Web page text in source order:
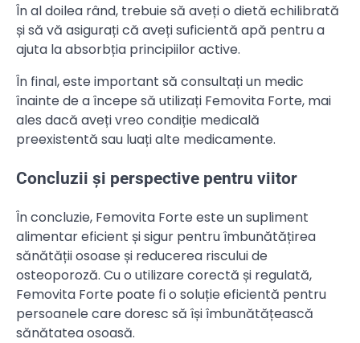
În al doilea rând, trebuie să aveți o dietă echilibrată
și să vă asigurați că aveți suficientă apă pentru a
ajuta la absorbția principiilor active.
În final, este important să consultați un medic
înainte de a începe să utilizați Femovita Forte, mai
ales dacă aveți vreo condiție medicală
preexistentă sau luați alte medicamente.
Concluzii și perspective pentru viitor
În concluzie, Femovita Forte este un supliment
alimentar eficient și sigur pentru îmbunătățirea
sănătății osoase și reducerea riscului de
osteoporoză. Cu o utilizare corectă și regulată,
Femovita Forte poate fi o soluție eficientă pentru
persoanele care doresc să își îmbunătățească
sănătatea osoasă.